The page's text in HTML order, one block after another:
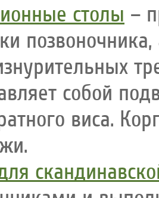
столы –
собой
виса.